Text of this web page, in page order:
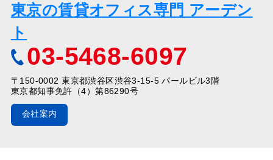
東京の賃貸オフィス専門 アーデン
ト
03-5468-6097
〒150-0002 東京都渋谷区渋谷3-15-5 パールビル3階
東京都知事免許（4）第86290号
会社案内